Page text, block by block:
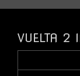
VUELTA 2